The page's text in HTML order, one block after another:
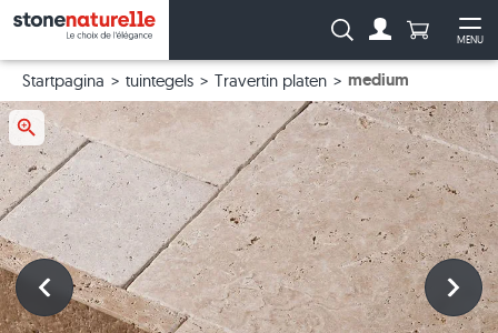
MENU
Zoeken: Aantal
Startpagina tuintegels Travertin platen medium